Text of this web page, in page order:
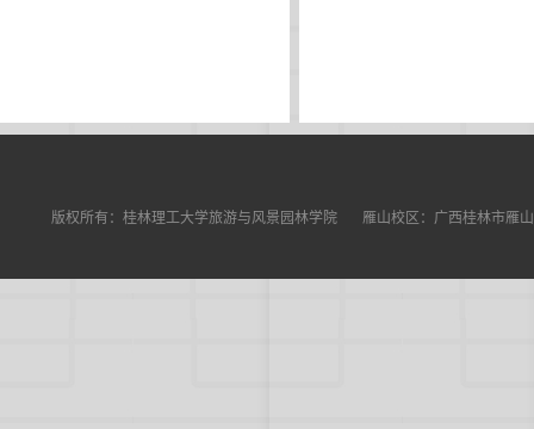
版权所有：桂林理工大学旅游与风景园林学院 雁山校区：广西桂林市